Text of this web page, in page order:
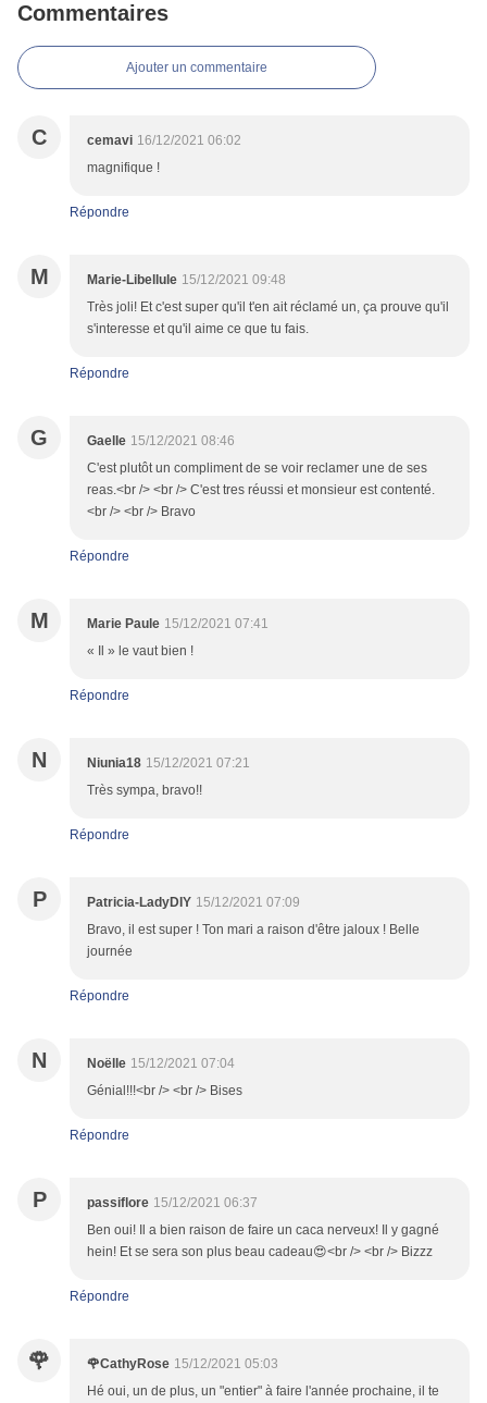
Commentaires
Ajouter un commentaire
C cemavi 16/12/2021 06:02
magnifique !
Répondre
M Marie-Libellule 15/12/2021 09:48
Très joli! Et c'est super qu'il t'en ait réclamé un, ça prouve qu'il
s'interesse et qu'il aime ce que tu fais.
Répondre
G Gaelle 15/12/2021 08:46
C'est plutôt un compliment de se voir reclamer une de ses
reas.<br /> <br /> C'est tres réussi et monsieur est contenté.
<br /> <br /> Bravo
Répondre
M Marie Paule 15/12/2021 07:41
« Il » le vaut bien !
Répondre
N Niunia18 15/12/2021 07:21
Très sympa, bravo!!
Répondre
P Patricia-LadyDIY 15/12/2021 07:09
Bravo, il est super ! Ton mari a raison d'être jaloux ! Belle
journée
Répondre
N Noëlle 15/12/2021 07:04
Génial!!!<br /> <br /> Bises
Répondre
P passiflore 15/12/2021 06:37
Ben oui! Il a bien raison de faire un caca nerveux! Il y gagné
hein! Et se sera son plus beau cadeau😍<br /> <br /> Bizzz
Répondre
🌹 🌹CathyRose 15/12/2021 05:03
Hé oui, un de plus, un "entier" à faire l'année prochaine, il te